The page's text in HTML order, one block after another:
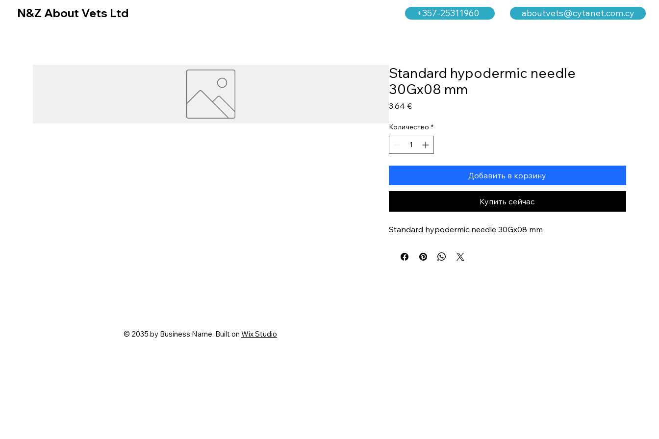
N&Z About Vets Ltd +357-25311960 aboutvets@cytanet.com.cy
Standard hypodermic needle
30Gx08 mm
3,64 €Цена
Количество *
Добавить в корзину
Купить сейчас
Standard hypodermic needle 30Gx08 mm
© 2035 by Business Name. Built on Wix Studio